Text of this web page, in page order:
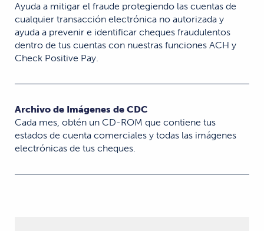
Ayuda a mitigar el fraude protegiendo las cuentas de
cualquier transacción electrónica no autorizada y
ayuda a prevenir e identificar cheques fraudulentos
dentro de tus cuentas con nuestras funciones ACH y
Check Positive Pay.
Archivo de Imágenes de CDC
Cada mes, obtén un CD-ROM que contiene tus
estados de cuenta comerciales y todas las imágenes
electrónicas de tus cheques.